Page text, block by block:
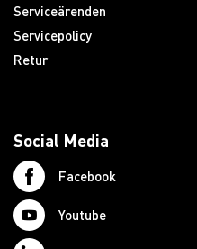
Serviceärenden
Servicepolicy
Retur
Social Media
Facebook
Youtube